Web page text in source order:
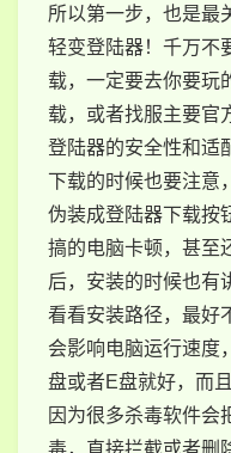
所以第一步，也是最
轻变登陆器！千万不
载，一定要去你要玩
载，或者找服主要官
登陆器的安全性和适
下载的时候也要注意
伪装成登陆器下载按
搞的电脑卡顿，甚至
后，安装的时候也有
看看安装路径，最好
会影响电脑运行速度
盘或者E盘就好，而
因为很多杀毒软件会
毒，直接拦截或者删